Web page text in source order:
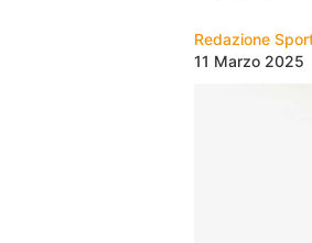
Redazione
11 Marzo 2025